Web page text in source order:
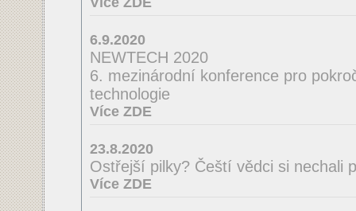
6.9.2020
NEWTECH 2020
6. mezinárodní konference pro
technologie
Více ZDE
23.8.2020
Ostřejší pilky? Čeští vědci si nechali
Více ZDE